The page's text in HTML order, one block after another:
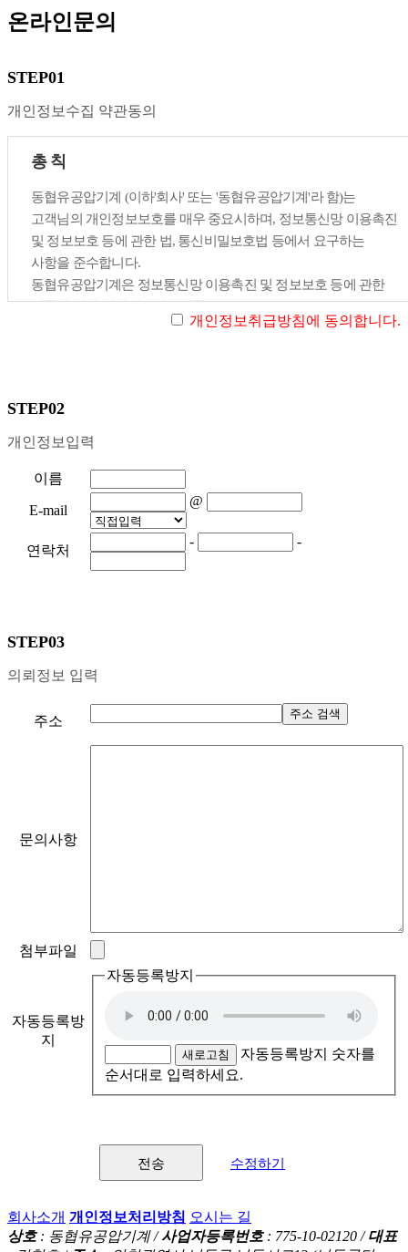
온라인문의
STEP01
개인정보수집 약관동의
총 칙
동협유공압기계 (이하'회사' 또는 '동협유공압기계'라 함)는
고객님의 개인정보보호를 매우 중요시하며, 정보통신망 이용촉진
및 정보보호 등에 관한 법, 통신비밀보호법 등에서 요구하는
사항을 준수합니다.
동협유공압기계은 정보통신망 이용촉진 및 정보보호 등에 관한
법률에 따라 개인정보취급방침을
홈페이지를 통해 공개하는 등 고객님의 개인정보보호에 최선의
있습니다.
2. 수집하는 개인정보 항목 및 수집 방법
3. 개인정보의 제3자 제공 및 공유
4. 개인정보의 공유 및 제공
5. 개인정보의 보유 및 이용 기간
9. 개인정보 보호를 위한 기술적, 관리적 보호 장치
10. 개인정보에 대한 관리책임자
1. 이용자의 개인정보 보호
특정 개인을 알아볼 수 없더라도 다른 정보와 쉽게 결합하여
알아볼 수 있는 것을 포함한다)를 말합니다.
동협유공압기계은 관련 법률, 정부의 지침을 준수하여 고객님께서
개인정보보호를 위해 어떠한 조치가 취해지고 있는지
알려드립니다.
(1) 개인정보 수집 항목
1.동협유공압기계은 회원가입, 원활한 고객상담, 본인 확인,
절차에의 이용,동협유공압기계 또는동협유공압기계 제휴사의
서비스(상품) 및 이벤트 제공을 위해 아래와 같은 개인정보를
개인정보취급방침에 동의합니다.
STEP02
개인정보입력
이름
E-mail
@
연락처
- -
STEP03
의뢰정보 입력
주소 주소 검색
문의사항
첨부파일
자동등록방
지
자동등록방지
새로고침
자동등록방지 숫자를
순서대로 입력하세요.
수정하기
회사소개 개인정보처리방침 오시는 길
상호: 동협유공압기계 /사업자등록번호: 775-10-02120 /대표